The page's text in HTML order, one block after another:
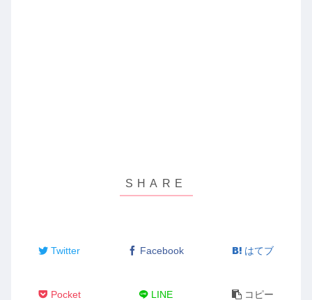
Twitter Facebook はてブ
Pocket LINE コピー